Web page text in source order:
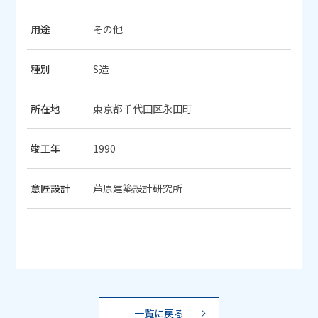
用途 その他
種別 S造
所在地 東京都千代田区永田町
竣工年 1990
意匠設計 芦原建築設計研究所
一覧に戻る